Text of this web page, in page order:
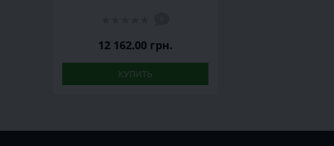
12 162.00 грн.
КУПИТЬ